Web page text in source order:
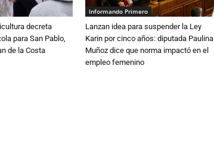
decreta
para San Pablo,
de la Costa
Informando Primero
Lanzan idea para suspender la Ley
Karin por cinco años: diputada Paulina
Muñoz dice que norma impactó en el
empleo femenino